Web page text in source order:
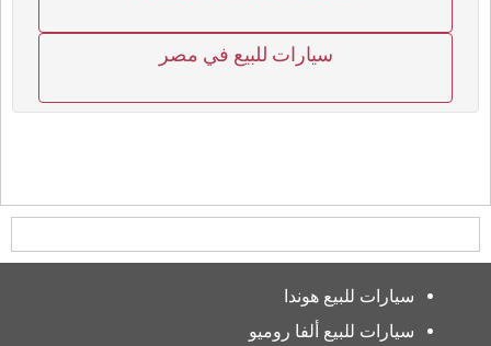
سيارات للبيع في مصر
سيارات للبيع هوندا
سيارات للبيع ألفا روميو